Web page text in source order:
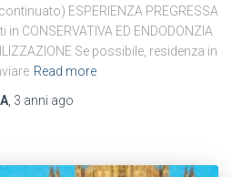
ESPERIENZA PREGRESSA
CONSERVATIVA ED ENDODONZIA
Se possibile, residenza in
Read more
, 3 anni ago